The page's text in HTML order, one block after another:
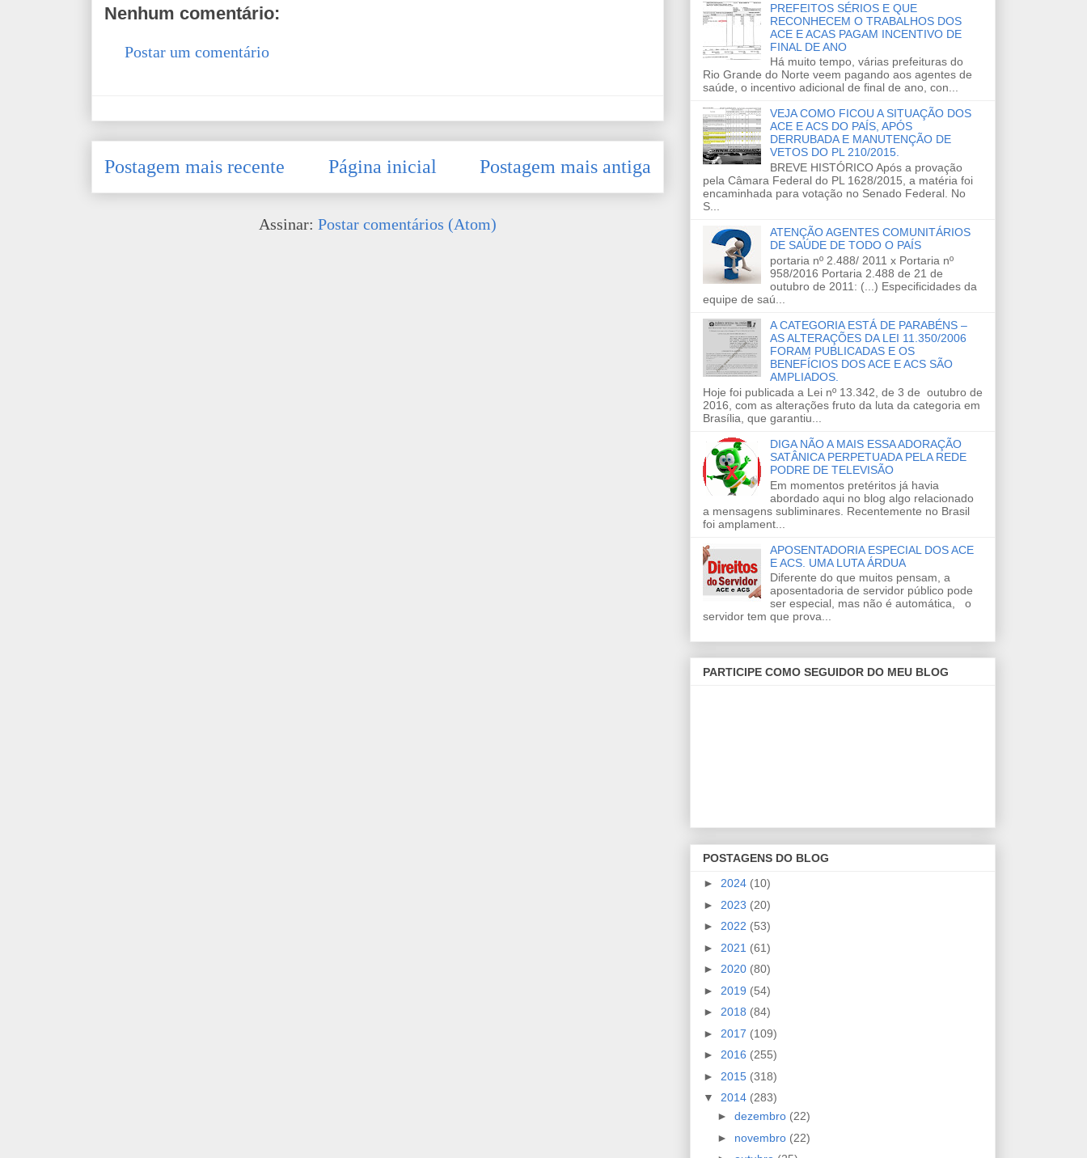
Nenhum comentário:
Postar um comentário
Postagem mais recente Postagem mais antiga
Página inicial
Assinar: Postar comentários (Atom)
PREFEITOS SÉRIOS E QUE
RECONHECEM O TRABALHOS DOS
ACE E ACAS PAGAM INCENTIVO DE
FINAL DE ANO
Há muito tempo, várias prefeituras do
Rio Grande do Norte veem pagando aos agentes de
saúde, o incentivo adicional de final de ano, con...
VEJA COMO FICOU A SITUAÇÃO DOS
ACE E ACS DO PAÍS, APÓS
DERRUBADA E MANUTENÇÃO DE
VETOS DO PL 210/2015.
BREVE HISTÓRICO Após a provação
pela Câmara Federal do PL 1628/2015, a matéria foi
encaminhada para votação no Senado Federal. No
S...
ATENÇÃO AGENTES COMUNITÁRIOS
DE SAÚDE DE TODO O PAÍS
portaria nº 2.488/ 2011 x Portaria nº
958/2016 Portaria 2.488 de 21 de
outubro de 2011: (...) Especificidades da
equipe de saú...
A CATEGORIA ESTÁ DE PARABÉNS –
AS ALTERAÇÕES DA LEI 11.350/2006
FORAM PUBLICADAS E OS
BENEFÍCIOS DOS ACE E ACS SÃO
AMPLIADOS.
Hoje foi publicada a Lei nº 13.342, de 3 de outubro de
2016, com as alterações fruto da luta da categoria em
Brasília, que garantiu...
DIGA NÃO A MAIS ESSA ADORAÇÃO
SATÂNICA PERPETUADA PELA REDE
PODRE DE TELEVISÃO
Em momentos pretéritos já havia
abordado aqui no blog algo relacionado
a mensagens subliminares. Recentemente no Brasil
foi amplament...
APOSENTADORIA ESPECIAL DOS ACE
E ACS. UMA LUTA ÁRDUA
Diferente do que muitos pensam, a
aposentadoria de servidor público pode
ser especial, mas não é automática, o
servidor tem que prova...
PARTICIPE COMO SEGUIDOR DO MEU BLOG
POSTAGENS DO BLOG
► 2024 (10)
► 2023 (20)
► 2022 (53)
► 2021 (61)
► 2020 (80)
► 2019 (54)
► 2018 (84)
► 2017 (109)
► 2016 (255)
► 2015 (318)
▼ 2014 (283)
► dezembro (22)
► novembro (22)